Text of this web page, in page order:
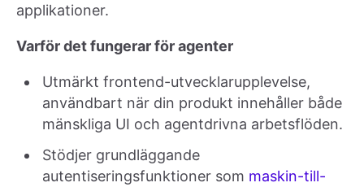
applikationer.
Varför det fungerar för agenter
Utmärkt frontend-utvecklarupplevelse,
användbart när din produkt innehåller både
mänskliga UI och agentdrivna arbetsflöden.
Stödjer grundläggande
autentiseringsfunktioner som maskin-till-